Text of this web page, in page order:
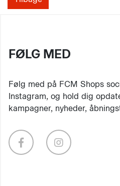
FØLG MED
Følg med på FCM Shops
Instagram, og hold dig
kampagner, nyheder,